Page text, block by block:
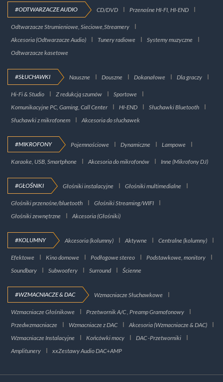
#ODTWARZACZE AUDIO CD/DVD Przenośne HI-FI, HI-END
Odtwarzacze Strumieniowe, Sieciowe,Streamery
Akcesoria (Odtwarzacze Audio)
Tunery radiowe
Systemy muzyczne
Odtwarzacze kasetowe
#SŁUCHAWKI Nauszne Douszne Dokanałowe Dla graczy
Hi-Fi & Studio Z redukcją szumów
Sportowe
Komunikacyjne PC, Gaming, Call Center
HI-END
Słuchawki Bluetooth
Słuchawki z mikrofonem
Akcesoria do słuchawek
#MIKROFONY Pojemnościowe Dynamiczne Lampowe
Karaoke, USB, Smartphone Akcesoria do mikrofonów Inne (Mikrofony DJ)
#GŁOŚNIKI Głośniki instalacyjne Głośniki multimedialne
Głośniki przenośne/bluetooth
Głośniki Streaming/WIFI
Głośniki zewnętrzne
Akcesoria (Głośniki)
#KOLUMNY Akcesoria (kolumny) Aktywne Centralne (kolumny)
Efektowe Kino domowe Podłogowe stereo
Podstawkowe, monitory
Soundbary
Subwoofery Surround Ścienne
#WZMACNIACZE & DAC Wzmacniacze Słuchawkowe
Wzmacniacze Głośnikowe
Przetwornik A/C , Preamp Gramofonowy
Przedwzmacniacze
Wzmacniacze z DAC
Akcesoria (Wzmacniacze & DAC)
Wzmacniacze Instalacyjne
Końcówki mocy
DAC -Przetworniki
Amplitunery
xxZestawy Audio DAC+AMP